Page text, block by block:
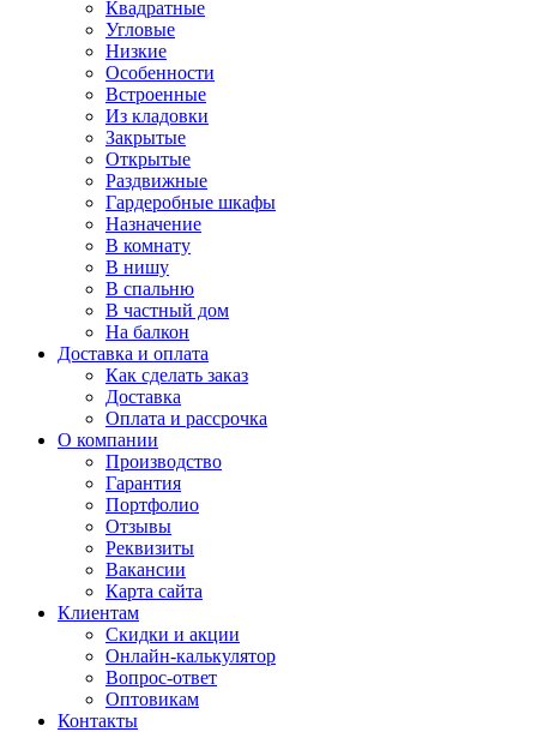
Квадратные
Угловые
Низкие
Особенности
Встроенные
Из кладовки
Закрытые
Открытые
Раздвижные
Гардеробные шкафы
Назначение
В комнату
В нишу
В спальню
В частный дом
На балкон
Доставка и оплата
Как сделать заказ
Доставка
Оплата и рассрочка
О компании
Производство
Гарантия
Портфолио
Отзывы
Реквизиты
Вакансии
Карта сайта
Клиентам
Скидки и акции
Онлайн-калькулятор
Вопрос-ответ
Оптовикам
Контакты